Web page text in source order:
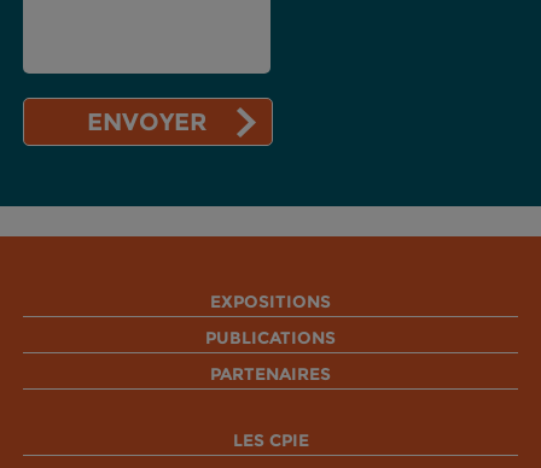
EXPOSITIONS
PUBLICATIONS
PARTENAIRES
LES CPIE